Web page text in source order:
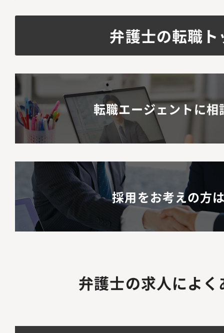
弁護士の転職ト
転職エージェントに相
採用をお考えの方
弁護士の求人によ